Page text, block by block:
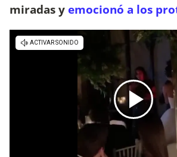
miradas y emocionó a los